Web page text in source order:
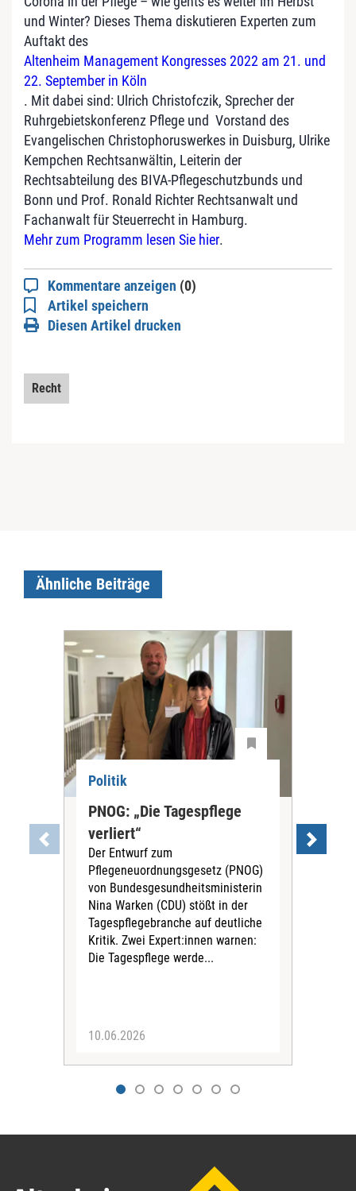
und Winter? Dieses Thema diskutieren Experten zum
Auftakt des
Altenheim Management Kongresses 2022 am 21. und
22. September in Köln
. Mit dabei sind: Ulrich Christofczik, Sprecher der
Ruhrgebietskonferenz Pflege und Vorstand des
Evangelischen Christophoruswerkes in Duisburg, Ulrike
Kempchen Rechtsanwältin, Leiterin der
Rechtsabteilung des BIVA-Pflegeschutzbunds und
Bonn und Prof. Ronald Richter Rechtsanwalt und
Fachanwalt für Steuerrecht in Hamburg.
Mehr zum Programm lesen Sie hier.
Kommentare anzeigen (0)
Artikel speichern
Diesen Artikel drucken
Recht
Ähnliche Beiträge
Politik
PNOG: „Die Tagespflege
verliert“
Der Entwurf zum
Pflegeneuordnungsgesetz (PNOG)
von Bundesgesundheitsministerin
Nina Warken (CDU) stößt in der
Tagespflegebranche auf deutliche
Kritik. Zwei Expert:innen warnen:
Die Tagespflege werde...
10.06.2026